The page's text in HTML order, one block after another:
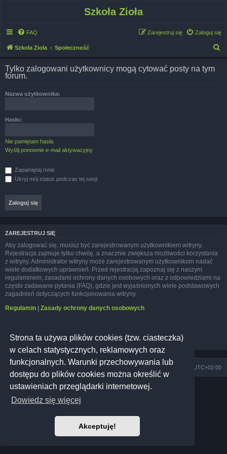
Strona ta używa plików cookies (tzw. ciasteczka)
w celach statystycznych, reklamowych oraz
funkcjonalnych. Warunki przechowywania lub
dostępu do plików cookies można określić w
ustawieniach przeglądarki internetowej.
Dowiedz się więcej
Akceptuję!
Szkoła Zioła
FAQ Zaloguj się
Zarejestruj się
Szkoła Zioła Społeczność
Tylko zalogowani użytkownicy mogą cytować posty na tym
forum.
Nazwa użytkownika:
Hasło:
Nie pamiętam hasła
Wyślij ponownie e-mail aktywacyjny
Zapamiętaj mnie
Ukryj mój status podczas tej sesji
ZAREJESTRUJ SIĘ
Aby zalogować się, musisz być zarejestrowanym użytkownikiem witryny.
Rejestracja zajmuje tylko chwilę, a znacznie zwiększa możliwości korzystania
z witryny. Administrator witryny może zarejestrowanym użytkownikom nadać
wiele dodatkowych uprawnień. Przed rejestracją zapoznaj się z naszym
regulaminem, zasadami ochrony danych osobowych oraz z odpowiedziami na
często zadawane pytania (FAQ), gdzie jest wyjaśnionych wiele podstawowych
zagadnień dotyczących funkcjonowania witryny.
Regulamin | Zasady ochrony danych osobowych
Szkoła Zioła UTC+02:00
Technologię dostarcza phpBB® Forum Software © phpBB Limited
Polski pakiet językowy dostarcza